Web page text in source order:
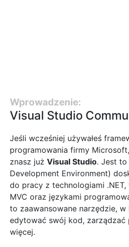
Wprowadzenie:
Visual Studio
Jeśli wcześniej używałeś
programowania firmy
znasz już Visual Studio. Jest to
Development Environment)
do pracy z technologiami .NET,
MVC oraz językami
to zaawansowane narzędzie,
edytować swój kod, zarządzać
więcej.